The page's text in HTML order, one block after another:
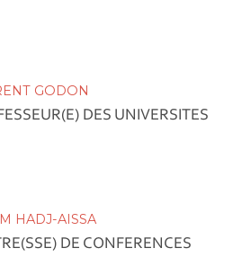
GODON
DES UNIVERSITES
HADJ-AISSA
DE CONFERENCES